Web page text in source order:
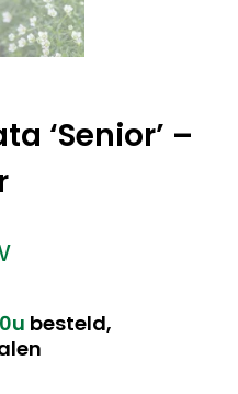
‘Senior’ –
besteld,